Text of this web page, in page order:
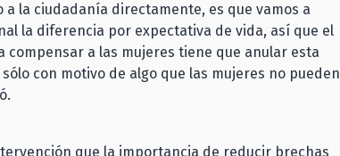
a la ciudadanía directamente, es que vamos a
la diferencia por expectativa de vida, así que el
compensar a las mujeres tiene que anular esta
con motivo de algo que las mujeres no pueden
que la importancia de reducir brechas